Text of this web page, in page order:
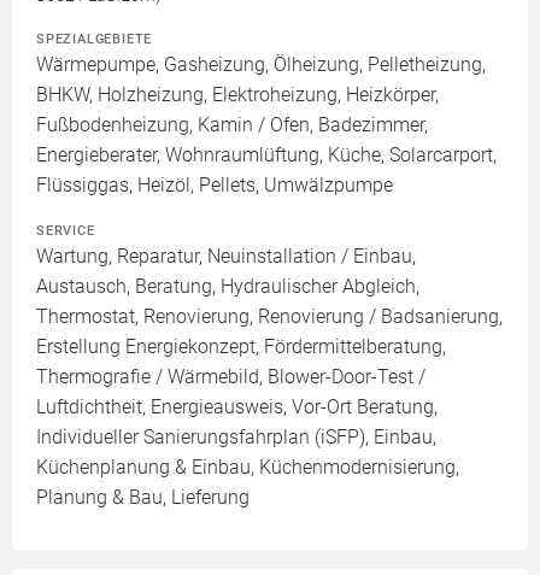
SPEZIALGEBIETE
Wärmepumpe, Gasheizung, Ölheizung, Pelletheizung,
BHKW, Holzheizung, Elektroheizung, Heizkörper,
Fußbodenheizung, Kamin / Ofen, Badezimmer,
Energieberater, Wohnraumlüftung, Küche, Solarcarport,
Flüssiggas, Heizöl, Pellets, Umwälzpumpe
SERVICE
Wartung, Reparatur, Neuinstallation / Einbau,
Austausch, Beratung, Hydraulischer Abgleich,
Thermostat, Renovierung, Renovierung / Badsanierung,
Erstellung Energiekonzept, Fördermittelberatung,
Thermografie / Wärmebild, Blower-Door-Test /
Luftdichtheit, Energieausweis, Vor-Ort Beratung,
Individueller Sanierungsfahrplan (iSFP), Einbau,
Küchenplanung & Einbau, Küchenmodernisierung,
Planung & Bau, Lieferung